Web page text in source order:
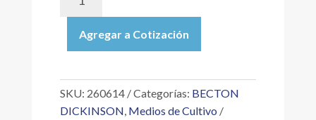
GASKET
O
P/GASPAK
Agregar a Cotización
SKU: 260614 Categorías: BECTON
DICKINSON, Medios de Cultivo